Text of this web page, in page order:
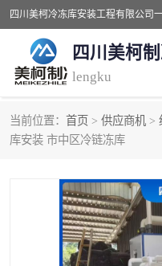
四川美柯
lengku
当前位置： 首页 > 供应商机 >
库安装 市中区冷链冻库
冷库安装，冷库价格
成都冻库，成都冻库价
德阳冻库安装，德阳冷
南充冻库设计,南充冻